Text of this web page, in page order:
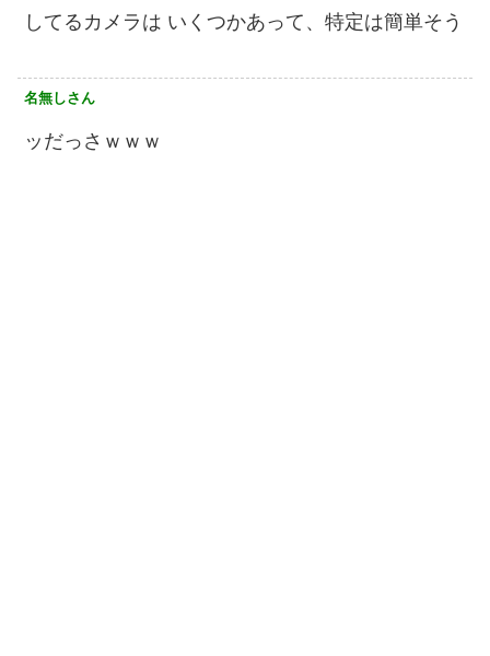
してるカメラは いくつかあって、特定は簡単そう
名無しさん
ッだっさｗｗｗ